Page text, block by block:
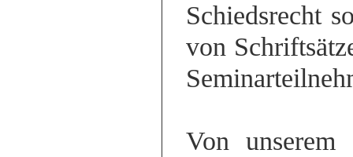
Schiedsrecht
von
Von unserem